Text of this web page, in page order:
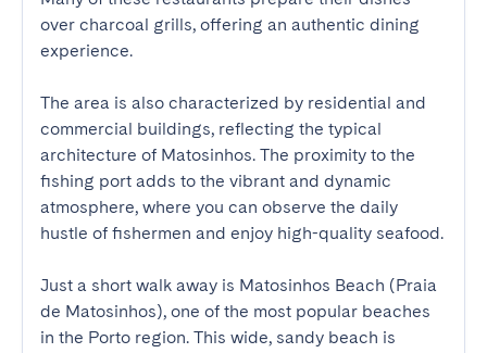
over charcoal grills, offering an authentic dining
experience.
The area is also characterized by residential and
commercial buildings, reflecting the typical
architecture of Matosinhos. The proximity to the
fishing port adds to the vibrant and dynamic
atmosphere, where you can observe the daily
hustle of fishermen and enjoy high-quality seafood.
Just a short walk away is Matosinhos Beach (Praia
de Matosinhos), one of the most popular beaches
in the Porto region. This wide, sandy beach is